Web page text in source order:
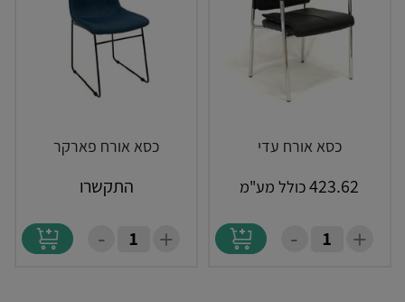
כסא אורח עדי
423.62כולל מע"מ
+
-
כסא אורח פארקר
התקשרו
+
-